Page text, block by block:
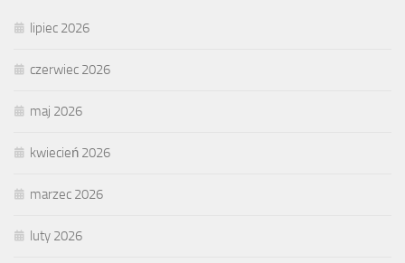
lipiec 2026
czerwiec 2026
maj 2026
kwiecień 2026
marzec 2026
luty 2026